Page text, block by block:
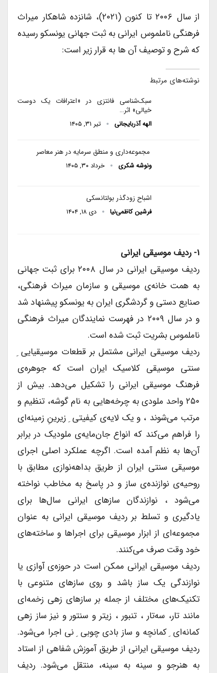
از سال ۲۰۰۶ تا کنون (۲۰۲۱)، شانزده شاهکار میراث
فرهنگی ناملموس ایرانی به ثبت جهانی یونسکو رسیده
که شرح و توصیف آن ها به قرار زیر است:
نوشته‌های مرتبط
سبک‌شناسی فانتزی در «اعترافات یک دوست
خیالی» اثر…
الهه آذربایجانی تیر ۳۱, ۱۴۰۵
مجموعه‌داری و منطق سرمایه در هنر معاصر
ونوشه شکری خرداد ۳۰, ۱۴۰۵
اشباح زودگذر بولتانسکی
فرشین کاظمی‌نیا دی ۱۸, ۱۴۰۴
ردیف موسیقی ایرانی در سال ۲۰۰۸ برای ثبت جهانی
به همت خانه‌ی موسیقی و سازمان میراث فرهنگی،
صنایع دستی و گردشگری ایران به یونسکو پیشنهاد شد
و در سال ۲۰۰۹ در فهرست نمایندگان میراث فرهنگی
ناملموس بشریت ثبت شده است.
ردیف موسیقی ایرانی مشتمل بر قطعات موسیقیایی ِ
سنتی موسیقی کلاسیک ایران است که جوهره‌ی
فرهنگ موسیقی ایرانی را تشکیل می‌دهد. بیش از
۲۵۰ واحد ملودی به چرخه‌هایی به نام گوشه، تنظیم و
مرتب می‌شوند ، و یک لایه‌ی کیفیتی ِ زیرینِ زمینه‌ای
را فراهم می‌کند که انواع جان‌مایه‌ی ملودیک در برابر
آن‌ها به نظم آمده است. اگرچه عملکرد اصلی اجرای
موسیقی سنتی ایران از طریق بداهه‌نوازی مطابق با
روحیه‌ی نوازنده‌ی ساز و در پاسخ به مخاطب نواخته
می‌شود ، نوازندگان سازهای ایرانی سال‌ها برای
یادگیری و تسلط بر ردیف موسیقی ایرانی به عنوان
مجموعه‌ای از ابزار موسیقی برای اجراها و ساخته‌های
خود وقت صرف می‌کنند.
ردیف موسیقی ایرانی ممکن است در حوزه‌ی آوازی یا
نوازندگی یک ساز باشد و روی سازهای متنوعی با
تکنیک‌های مختلف از جمله بر سازهای زهی زخمه‌ای
مانند تار، سه‌تار ، تنبور ، زیتر و سنتور و نیز ساز زهی
کمانه‌ای ِ کمانچه و ساز بادی چوبی ِ نی اجرا می‌شود.
ردیف موسیقی ایرانی از طریق آموزش شفاهی از استاد
به هنرجو و سینه به سینه، منتقل می‌شود. ردیف